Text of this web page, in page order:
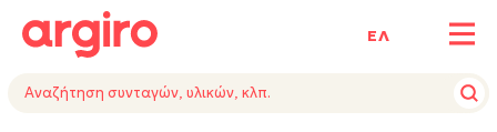
ΕΛ
ΥΛΙΚΑΕΚΤΕΛΕΣΗΕΞΟΠΛΙΣΜΟΣ